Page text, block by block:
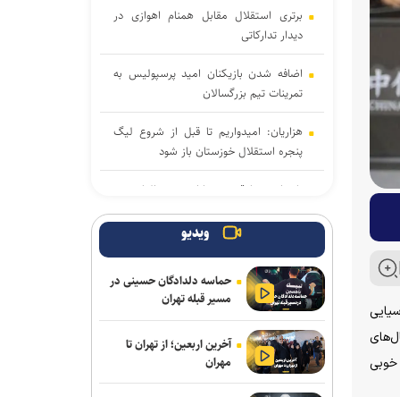
سال‌های
خوبی
برتری استقلال مقابل همنام اهوازی در
دیدار تدارکاتی
اضافه شدن بازیکنان امید پرسپولیس به
تمرینات تیم بزرگسالان
هزاریان: امیدواریم تا قبل از شروع لیگ
پنجره استقلال خوزستان باز شود
تاجدار و صادقی دستیاران جدید الهامی در
پیکان
دانایی دوباره خیبری شد
تناقض در بودجه باشگاه سپاهان؛ رشد ۲۵
درصدی یا کاهش چشم‌گیر بودجه فوتبال؟
فلاح به صنعت نفت پیوست
ویدیو
حماسه دلدادگان حسینی در
مسیر قبله تهران
آخرین اربعین؛ از تهران تا
مهران